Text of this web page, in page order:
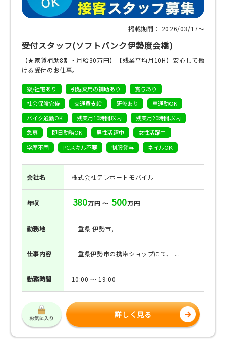
掲載期間： 2026/03/17〜
受付スタッフ(ソフトバンク伊勢度会橋)
【★家賃補助8割・月給30万円】【残業平均月10H】安心して働
ける受付のお仕事。
寮/社宅あり 引越費用の補助あり
賞与あり
社会保険完備
交通費支給 研修あり
車通勤OK
バイク通勤OK
残業月10時間以内
残業月20時間以内
急募
即日勤務OK 男性活躍中
女性活躍中
学歴不問
PCスキル不要 制服貸与 ネイルOK
会社名 株式会社テレポートモバイル
年収 380万円 ～ 500万円
勤務地 三重県 伊勢市,
仕事内容 三重県伊勢市の携帯ショップにて、 ...
勤務時間 10:00 ～ 19:00
詳しく見る